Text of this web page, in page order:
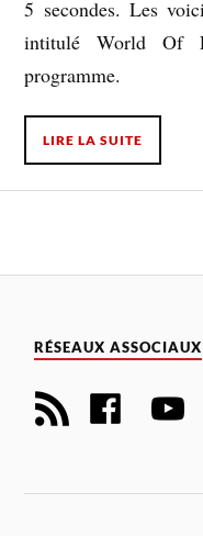
5 secondes. Les
intitulé World Of
programme.
LIRE LA SUITE
RÉSEAUX ASSOCIAUX